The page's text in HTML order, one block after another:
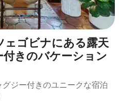
ェゴビナにある露天
きのバケーション
ジー付きのユニークな宿泊